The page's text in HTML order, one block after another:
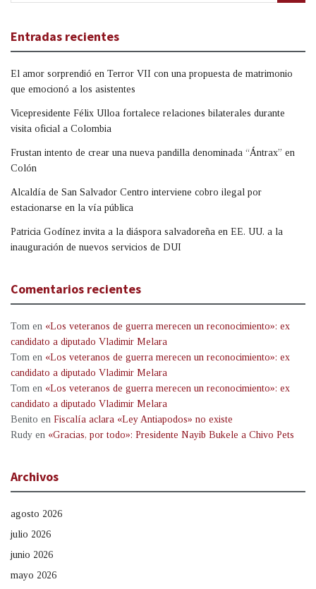
Entradas recientes
El amor sorprendió en Terror VII con una propuesta de matrimonio
que emocionó a los asistentes
Vicepresidente Félix Ulloa fortalece relaciones bilaterales durante
visita oficial a Colombia
Frustan intento de crear una nueva pandilla denominada “Ántrax” en
Colón
Alcaldía de San Salvador Centro interviene cobro ilegal por
estacionarse en la vía pública
Patricia Godínez invita a la diáspora salvadoreña en EE. UU. a la
inauguración de nuevos servicios de DUI
Comentarios recientes
Tom en «Los veteranos de guerra merecen un reconocimiento»: ex
candidato a diputado Vladimir Melara
Tom en «Los veteranos de guerra merecen un reconocimiento»: ex
candidato a diputado Vladimir Melara
Tom en «Los veteranos de guerra merecen un reconocimiento»: ex
candidato a diputado Vladimir Melara
Benito en Fiscalía aclara «Ley Antiapodos» no existe
Rudy en «Gracias, por todo»: Presidente Nayib Bukele a Chivo Pets
Archivos
agosto 2026
julio 2026
junio 2026
mayo 2026